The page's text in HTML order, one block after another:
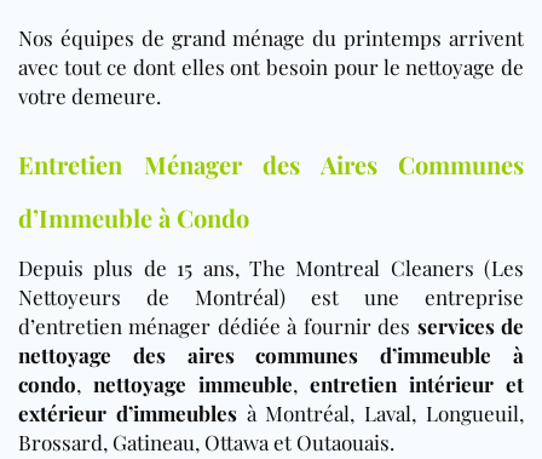
Nos équipes de grand ménage du printemps arrivent
avec tout ce dont elles ont besoin pour le nettoyage de
votre demeure.
Entretien Ménager des Aires Communes
d’Immeuble à Condo
Depuis plus de 15 ans, The Montreal Cleaners (Les
Nettoyeurs de Montréal) est une entreprise
d’entretien ménager dédiée à fournir des services de
nettoyage des aires communes d’immeuble à
condo, nettoyage immeuble, entretien intérieur et
extérieur d’immeublesà Montréal, Laval, Longueuil,
Brossard, Gatineau, Ottawa et Outaouais.